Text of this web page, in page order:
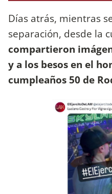
Días atrás, mientras
separación, desde la
compartieron
y a los besos en el
cumpleaños 50 de